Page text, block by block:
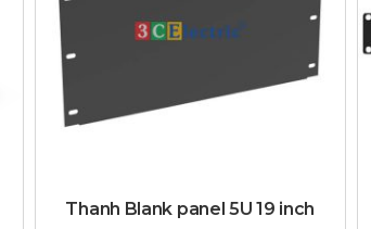
Thanh Blank panel 5U 19 inch